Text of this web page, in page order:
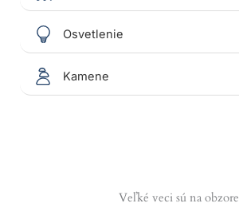
Osvetlenie
Kamene
Veľké veci sú na obzore